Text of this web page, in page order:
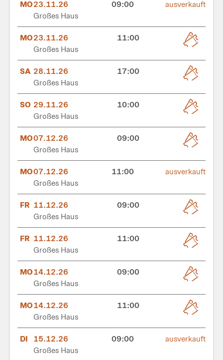
MO23.11.26
09:00
Großes Haus
ausverkauft
MO23.11.26
11:00
Großes Haus
SA 28.11.26
17:00
Großes Haus
SO 29.11.26
10:00
Großes Haus
MO07.12.26
09:00
Großes Haus
MO07.12.26
11:00
Großes Haus
ausverkauft
FR 11.12.26
09:00
Großes Haus
FR 11.12.26
11:00
Großes Haus
MO14.12.26
09:00
Großes Haus
MO14.12.26
11:00
Großes Haus
DI 15.12.26
09:00
Großes Haus
ausverkauft